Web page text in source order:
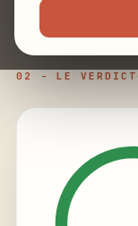
02 - LE VERDICT